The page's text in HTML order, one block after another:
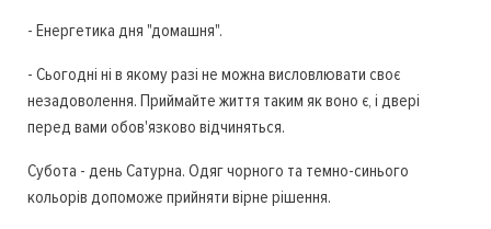
- Енергетика дня "домашня".
- Сьогодні ні в якому разі не можна висловлювати своє
незадоволення. Приймайте життя таким як воно є, і двері
перед вами обов'язково відчиняться.
Субота - день Сатурна. Одяг чорного та темно-синього
кольорів допоможе прийняти вірне рішення.